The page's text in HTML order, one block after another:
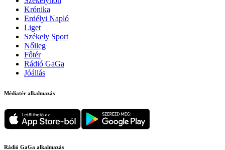
Krónika
Erdélyi Napló
Liget
Székely Sport
Nőileg
Főtér
Rádió GaGa
Jóállás
Médiatér alkalmazás
Rádió GaGa alkalmazás